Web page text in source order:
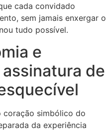
cada convidado
sem jamais enxergar o
tudo possível.
e
de
coração simbólico do
da experiência